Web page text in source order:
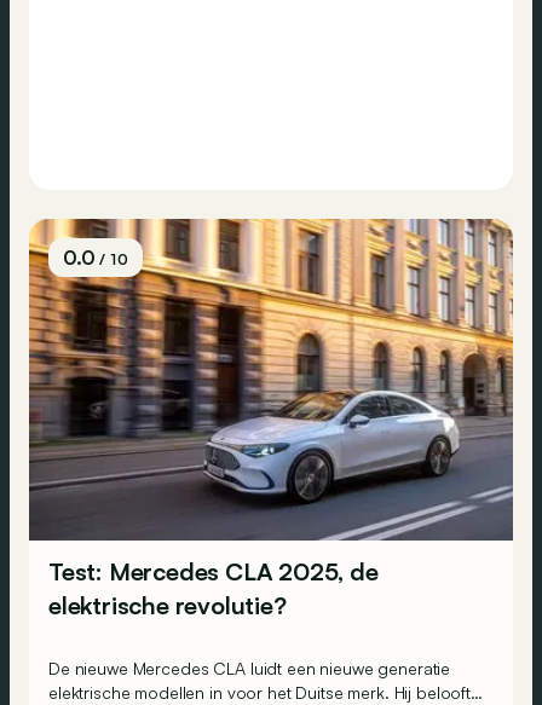
0.0/ 10
Test: Mercedes CLA 2025, de
elektrische revolutie?
De nieuwe Mercedes CLA luidt een nieuwe generatie
elektrische modellen in voor het Duitse merk. Hij belooft